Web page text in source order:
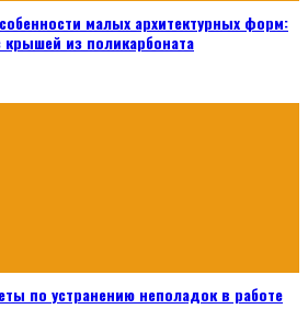
малых архитектурных форм:
крышей из поликарбоната
по устранению неполадок в работе